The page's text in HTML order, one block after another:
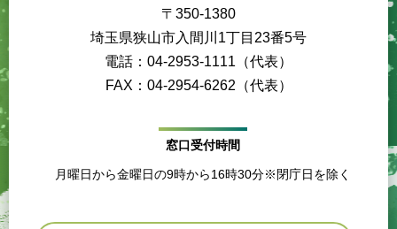
〒350-1380
埼玉県狭山市入間川1丁目23番5号
電話：04-2953-1111（代表）
FAX：04-2954-6262（代表）
窓口受付時間
月曜日から金曜日の9時から16時30分※閉庁日を除く